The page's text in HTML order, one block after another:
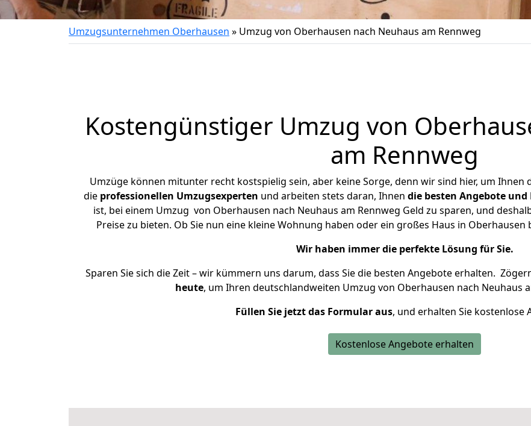
Umzugsunternehmen Oberhausen » Umzug von Oberhausen nach Neuhaus am Rennweg
Kostengünstiger Umzug von
am Rennweg
Umzüge können mitunter recht kostspielig sein, aber keine Sorge, denn wir sind hier, um Ihnen
die professionellen Umzugsexperten und arbeiten stets daran, Ihnen die besten Angebote und
ist, bei einem Umzug von Oberhausen nach Neuhaus am Rennweg Geld zu sparen, und
Preise zu bieten. Ob Sie nun eine kleine Wohnung haben oder ein großes Haus in
Wir haben immer die perfekte Lösung für Sie.
Sparen Sie sich die Zeit – wir kümmern uns darum, dass Sie die besten Angebote erhalten.
heute, um Ihren deutschlandweiten Umzug von Oberhausen nach Neuhaus
Füllen Sie jetzt das Formular aus, und erhalten Sie kostenlose
Kostenlose Angebote erhalten